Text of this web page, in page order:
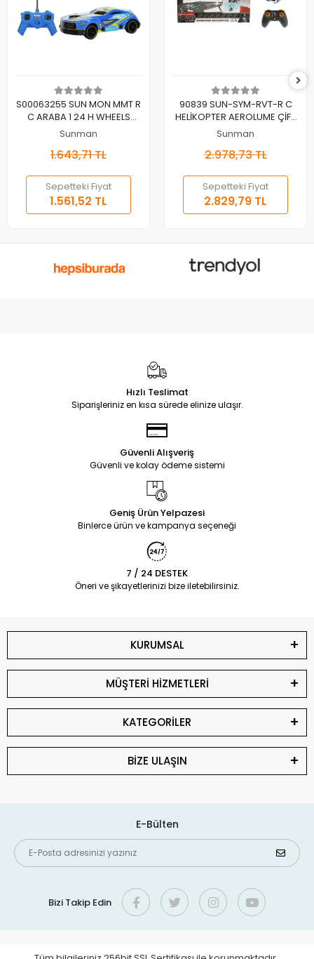
Sepete Ekle
S00063255 SUN MON MMT R
C ARABA 1 24 H WHEELS
URBAN AGENT DRIFT ROD F F
Sunman
1.643,71 TL
Sepetteki Fiyat
1.561,52 TL
Sepete Ekle
90839 SUN-SYM-RVT-R C
HELİKOPTER AEROLUME ÇİFT
PERV IŞIKLI 3 7V USB
Sunman
2.978,73 TL
Sepetteki Fiyat
2.829,79 TL
Hızlı Teslimat
Siparişleriniz en kısa sürede elinize ulaşır.
Güvenli Alışveriş
Güvenli ve kolay ödeme sistemi
Geniş Ürün Yelpazesi
Binlerce ürün ve kampanya seçeneği
7 / 24 DESTEK
Öneri ve şikayetlerinizi bize iletebilirsiniz.
KURUMSAL
MÜŞTERİ HİZMETLERİ
KATEGORİLER
BİZE ULAŞIN
E-Bülten
Bizi Takip Edin